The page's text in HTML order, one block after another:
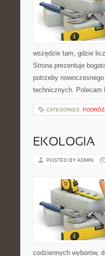
wszędzie tam, gdzie
Strona prezentuje
potrzeby
technicznych. Polecam
CATEGORIES:
EKOLOGIA
POSTED BY ADMIN
codziennych wyborów,